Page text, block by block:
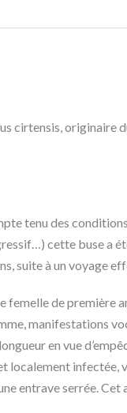
cirtensis,
tenu des
cette buse a
suite à un voyage
femelle de
manifestations
en vue
localement
entrave serrée.